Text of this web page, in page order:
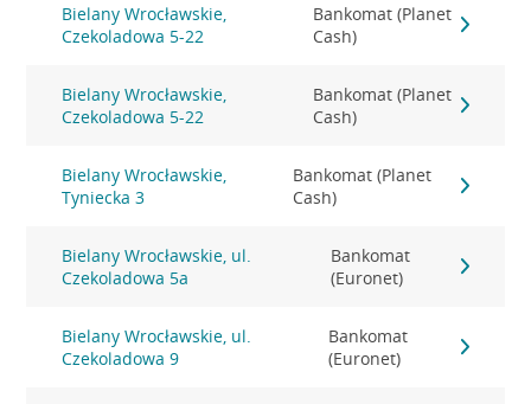
Bielany Wrocławskie,
Czekoladowa 5-22
Bankomat (Planet
Cash)
Bielany Wrocławskie,
Czekoladowa 5-22
Bankomat (Planet
Cash)
Bielany Wrocławskie,
Tyniecka 3
Bankomat (Planet
Cash)
Bielany Wrocławskie, ul.
Czekoladowa 5a
Bankomat
(Euronet)
Bielany Wrocławskie, ul.
Czekoladowa 9
Bankomat
(Euronet)